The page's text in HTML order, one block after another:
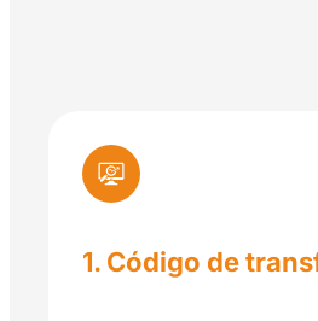
1. Código de